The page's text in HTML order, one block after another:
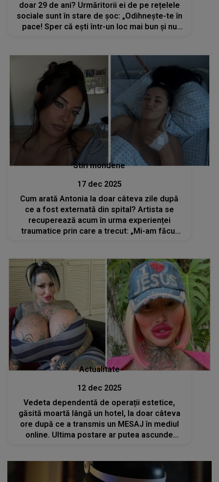
doar 29 de ani? Urmăritorii ei de pe rețelele
sociale sunt în stare de șoc: „Odihnește-te în
pace! Sper că ești într-un loc mai bun și nu
Stiri mondene
17 dec 2025
Cum arată Antonia la doar câteva zile după
ce a fost externată din spital? Artista se
recuperează acum în urma experienței
traumatice prin care a trecut: „Mi-am făcut
Actualitate
12 dec 2025
Vedeta dependentă de operații estetice,
găsită moartă lângă un hotel, la doar câteva
ore după ce a transmis un MESAJ în mediul
online. Ultima postare ar putea ascunde